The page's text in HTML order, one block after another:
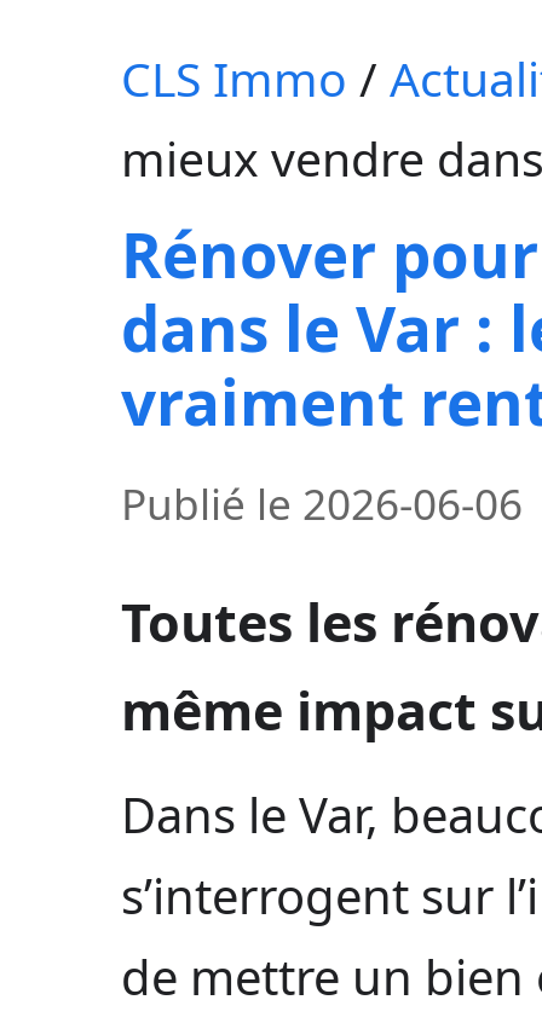
CLS Immo /
mieux vendre
Rénover
dans le Var :
vraiment
Publié le 2026-06-06
Toutes les
même impact
Dans le Var,
s’interrogent sur
de mettre un bien